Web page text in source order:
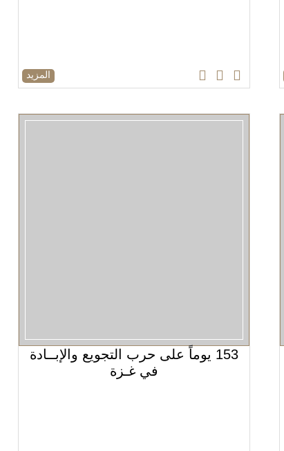
المزيد
153 يوماً على حرب التجويع والإبــادة
في غـزة